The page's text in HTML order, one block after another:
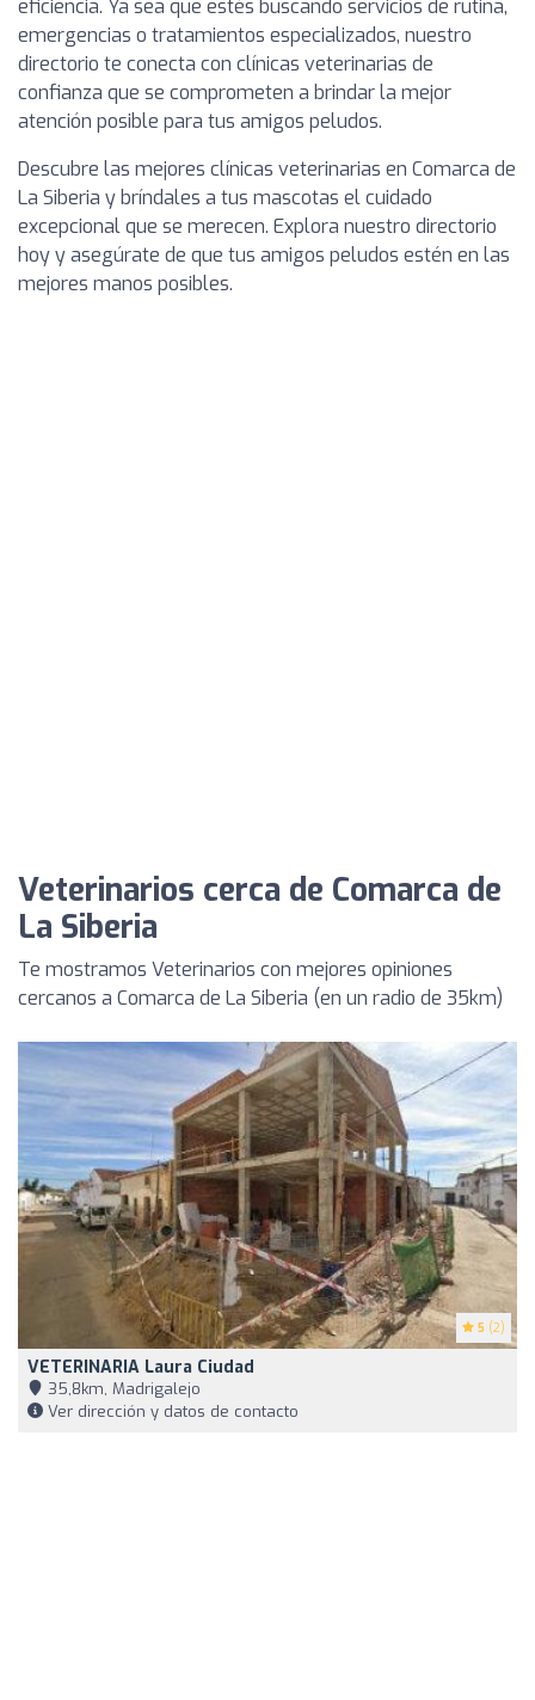
eficiencia. Ya sea que estés buscando servicios de rutina,
emergencias o tratamientos especializados, nuestro
directorio te conecta con clínicas veterinarias de
confianza que se comprometen a brindar la mejor
atención posible para tus amigos peludos.
Descubre las mejores clínicas veterinarias en Comarca de
La Siberia y bríndales a tus mascotas el cuidado
excepcional que se merecen. Explora nuestro directorio
hoy y asegúrate de que tus amigos peludos estén en las
mejores manos posibles.
Veterinarios cerca de Comarca de
La Siberia
Te mostramos Veterinarios con mejores opiniones
cercanos a Comarca de La Siberia (en un radio de 35km)
5 (2)
VETERINARIA Laura Ciudad
35,8km, Madrigalejo
Ver dirección y datos de contacto